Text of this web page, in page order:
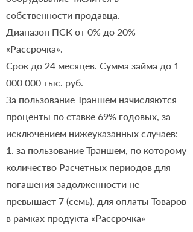
собственности продавца.
Диапазон ПСК от 0% до 20%
«Рассрочка».
Срок до 24 месяцев. Сумма займа до 1
000 000 тыс. руб.
За пользование Траншем начисляются
проценты по ставке 69% годовых, за
исключением нижеуказанных случаев:
1. за пользование Траншем, по которому
количество Расчетных периодов для
погашения задолженности не
превышает 7 (семь), для оплаты Товаров
в рамках продукта «Рассрочка»